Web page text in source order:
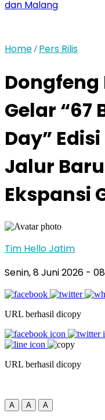
dan Malang
Home / Pers Rilis
Dongfeng
Gelar “67
Day”
Jalur
Ekspansi
Tim Hello Jatim
Senin, 8 Juni 2026 -
URL berhasil dicopy
URL berhasil dicopy
A A A